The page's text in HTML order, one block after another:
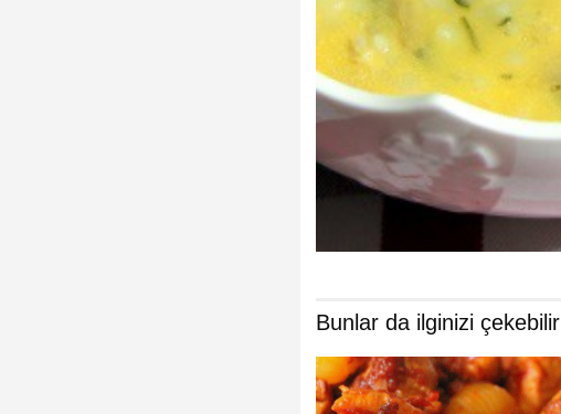
Bunlar da ilginizi çekebilir